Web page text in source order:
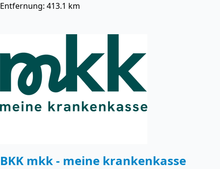
Entfernung: 413.1 km
BKK mkk - meine krankenkasse